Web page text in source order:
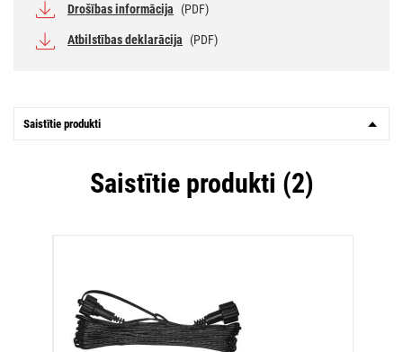
Drošības informācija (PDF)
Atbilstības deklarācija (PDF)
Saistītie produkti
Saistītie produkti (2)